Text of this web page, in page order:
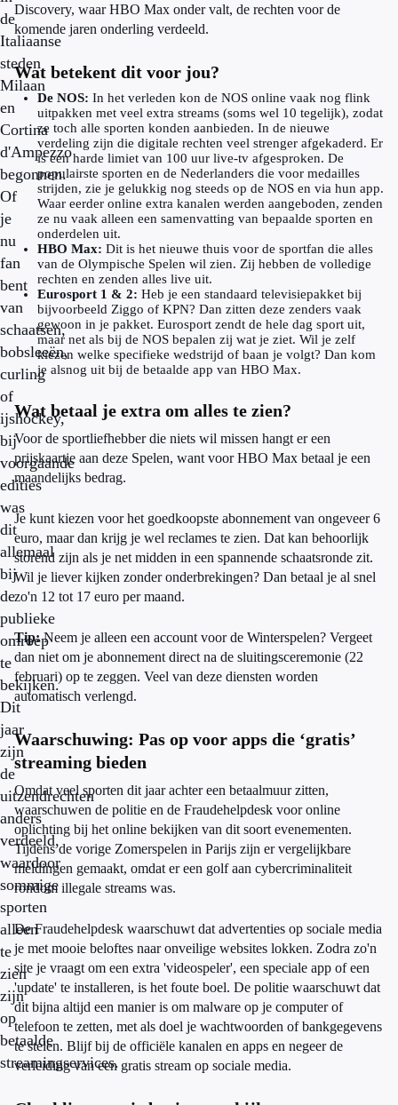
de
Italiaanse
steden
Milaan
en
Cortina
d'Ampezzo
begonnen.
Of
je
nu
fan
bent
van
schaatsen,
bobsleeën,
curling
of
ijshockey,
bij
voorgaande
edities
was
dit
allemaal
bij
de
publieke
omroep
te
bekijken.
Dit
jaar
zijn
de
uitzendrechten
anders
verdeeld,
waardoor
sommige
sporten
alleen
te
zien
zijn
op
betaalde
streamingservices.
Discovery, waar HBO Max onder valt, de rechten voor de
komende jaren onderling verdeeld.
Wat betekent dit voor jou?
De NOS: In het verleden kon de NOS online vaak nog flink
uitpakken met veel extra streams (soms wel 10 tegelijk), zodat
ze toch alle sporten konden aanbieden. In de nieuwe
verdeling zijn die digitale rechten veel strenger afgekaderd. Er
is een harde limiet van 100 uur live-tv afgesproken. De
populairste sporten en de Nederlanders die voor medailles
strijden, zie je gelukkig nog steeds op de NOS en via hun app.
Waar eerder online extra kanalen werden aangeboden, zenden
ze nu vaak alleen een samenvatting van bepaalde sporten en
onderdelen uit.
HBO Max: Dit is het nieuwe thuis voor de sportfan die alles
van de Olympische Spelen wil zien. Zij hebben de volledige
rechten en zenden alles live uit.
Eurosport 1 & 2: Heb je een standaard televisiepakket bij
bijvoorbeeld Ziggo of KPN? Dan zitten deze zenders vaak
gewoon in je pakket. Eurosport zendt de hele dag sport uit,
maar net als bij de NOS bepalen zij wat je ziet. Wil je zelf
kiezen welke specifieke wedstrijd of baan je volgt? Dan kom
je alsnog uit bij de betaalde app van HBO Max.
Wat betaal je extra om alles te zien?
Voor de sportliefhebber die niets wil missen hangt er een
prijskaartje aan deze Spelen, want voor HBO Max betaal je een
maandelijks bedrag.
Je kunt kiezen voor het goedkoopste abonnement van ongeveer 6
euro, maar dan krijg je wel reclames te zien. Dat kan behoorlijk
storend zijn als je net midden in een spannende schaatsronde zit.
Wil je liever kijken zonder onderbrekingen? Dan betaal je al snel
zo'n 12 tot 17 euro per maand.
Tip:Neem je alleen een account voor de Winterspelen? Vergeet
dan niet om je abonnement direct na de sluitingsceremonie (22
februari) op te zeggen. Veel van deze diensten worden
automatisch verlengd.
Waarschuwing: Pas op voor apps die ‘gratis’
streaming bieden
Omdat veel sporten dit jaar achter een betaalmuur zitten,
waarschuwen de politie en de Fraudehelpdesk voor online
oplichting bij het online bekijken van dit soort evenementen.
Tijdens de vorige Zomerspelen in Parijs zijn er vergelijkbare
meldingen gemaakt, omdat er een golf aan cybercriminaliteit
rondom illegale streams was.
De Fraudehelpdesk waarschuwt dat advertenties op sociale media
je met mooie beloftes naar onveilige websites lokken. Zodra zo'n
site je vraagt om een extra 'videospeler', een speciale app of een
'update' te installeren, is het foute boel. De politie waarschuwt dat
dit bijna altijd een manier is om malware op je computer of
telefoon te zetten, met als doel je wachtwoorden of bankgegevens
te stelen. Blijf bij de officiële kanalen en apps en negeer de
verleiding van een gratis stream op sociale media.